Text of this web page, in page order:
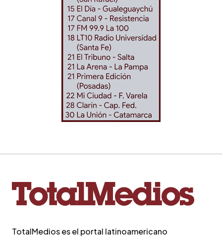
TotalMedios es el portal latinoamericano